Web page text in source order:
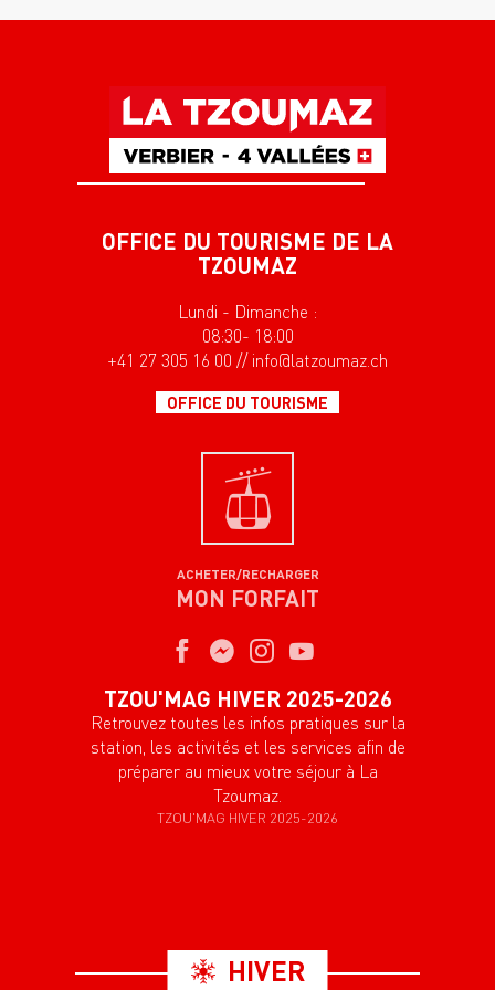
OFFICE DU TOURISME DE LA
TZOUMAZ
Lundi - Dimanche :
08:30- 18:00
+41 27 305 16 00 // info@latzoumaz.ch
OFFICE DU TOURISME
ACHETER/RECHARGER
MON FORFAIT
TZOU'MAG HIVER 2025-2026
Retrouvez toutes les infos pratiques sur la
station, les activités et les services afin de
préparer au mieux votre séjour à La
Tzoumaz.
TZOU'MAG HIVER 2025-2026
HIVER